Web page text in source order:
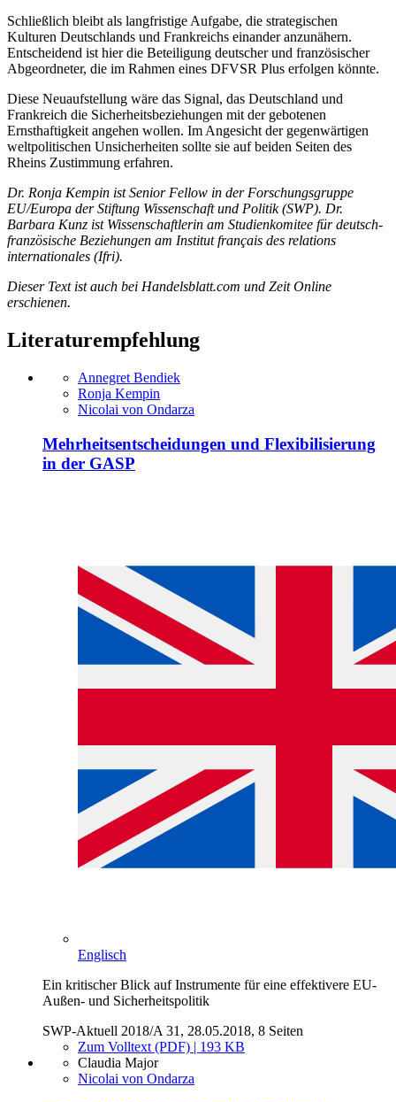
Schließlich bleibt als langfristige Aufgabe, die strategischen
Kulturen Deutschlands und Frankreichs einander anzunähern.
Entscheidend ist hier die Beteiligung deutscher und französischer
Abgeordneter, die im Rahmen eines DFVSR Plus erfolgen könnte.
Diese Neuaufstellung wäre das Signal, das Deutschland und
Frankreich die Sicherheitsbeziehungen mit der gebotenen
Ernsthaftigkeit angehen wollen. Im Angesicht der gegenwärtigen
weltpolitischen Unsicherheiten sollte sie auf beiden Seiten des
Rheins Zustimmung erfahren.
Dr. Ronja Kempin ist Senior Fellow in der Forschungsgruppe
EU/Europa der Stiftung Wissenschaft und Politik (SWP). Dr.
Barbara Kunz ist Wissenschaftlerin am Studienkomitee für deutsch-
französische Beziehungen am Institut français des relations
internationales (Ifri).
Dieser Text ist auch bei Handelsblatt.com und Zeit Online
erschienen.
Literaturempfehlung
Annegret Bendiek
Ronja Kempin
Nicolai von Ondarza
Mehrheitsentscheidungen und Flexibilisierung
in der GASP
Englisch
Ein kritischer Blick auf Instrumente für eine effektivere EU-
Außen- und Sicherheitspolitik
SWP-Aktuell 2018/A 31, 28.05.2018, 8 Seiten
Zum Volltext (PDF) | 193 KB
Claudia Major
Nicolai von Ondarza